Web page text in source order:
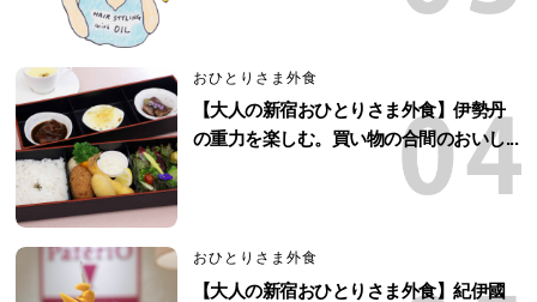
おひとりさま外食
【大人の新宿おひとりさま外食】伊勢丹
の重力を楽しむ。買い物の合間のおいし...
おひとりさま外食
【大人の新宿おひとりさま外食】紀伊國